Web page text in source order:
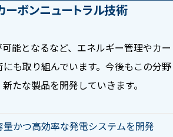
ーボンニュートラル技術
能となるなど、エネルギー管理やカー
も取り組んでいます。今後もこの分野
たな製品を開発していきます。
かつ高効率な発電システムを開発